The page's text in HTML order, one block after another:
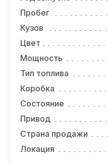
ВАКАНСИИ
О КОМПАНИИ
КОНТАКТЫ
Пробег
Кузов
Цвет
Мощность
Тип топлива
Коробка
Состояние
Привод
Страна продажи
Локация